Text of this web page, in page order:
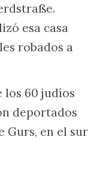
esa casa
robados a
los 60 judíos
deportados
Gurs, en el sur